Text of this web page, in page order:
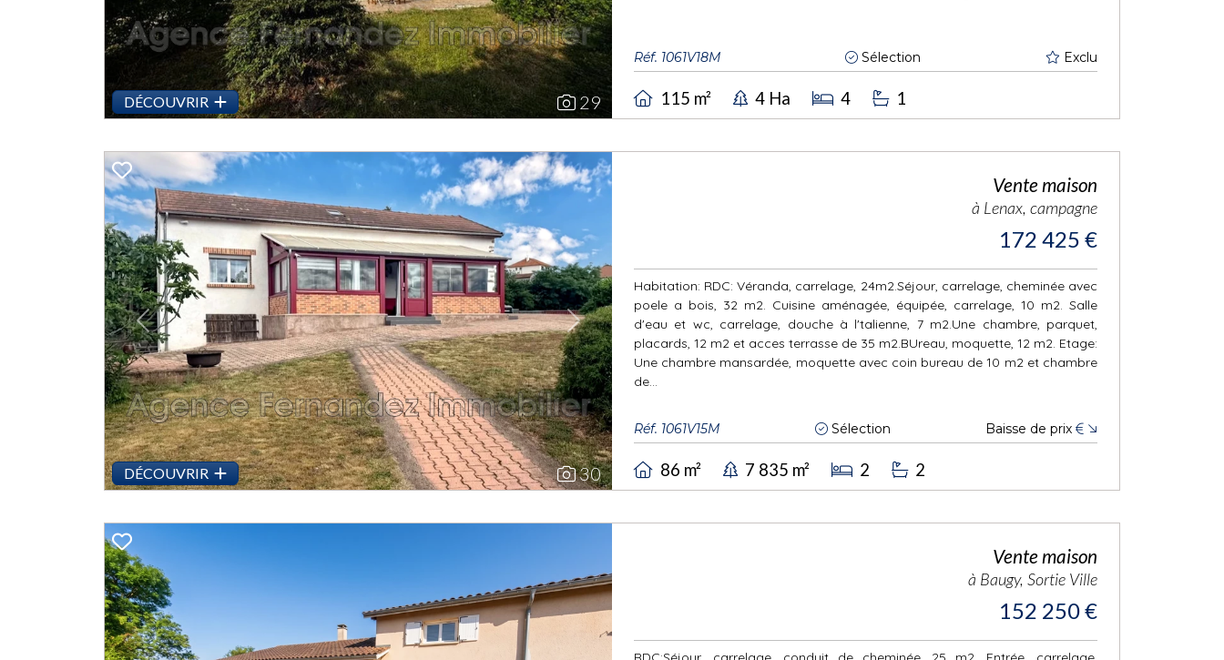
DÉCOUVRIR 29
Réf. 1061V18M Sélection Exclu
115 m² 4 Ha 4 1
Previous Next
DÉCOUVRIR 30
Vente maison
à Lenax, campagne
172 425 €
Habitation: RDC: Véranda, carrelage, 24m2.Séjour, carrelage, cheminée avec
poele a bois, 32 m2. Cuisine aménagée, équipée, carrelage, 10 m2. Salle
d'eau et wc, carrelage, douche à l'talienne, 7 m2.Une chambre, parquet,
placards, 12 m2 et acces terrasse de 35 m2.BUreau, moquette, 12 m2. Etage:
Une chambre mansardée, moquette avec coin bureau de 10 m2 et chambre
de...
Réf. 1061V15M Sélection Baisse de prix €
86 m² 7 835 m² 2 2
Vente maison
à Baugy, Sortie Ville
152 250 €